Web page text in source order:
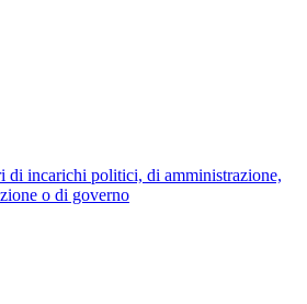
di incarichi politici, di amministrazione,
o di governo